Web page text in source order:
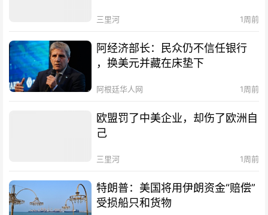
三里河 1周前
阿经济部长：民众仍不信任银行
，换美元并藏在床垫下
阿根廷华人网 1周前
欧盟罚了中美企业，却伤了欧洲自
己
三里河 1周前
特朗普：美国将用伊朗资金“赔偿”
受损船只和货物